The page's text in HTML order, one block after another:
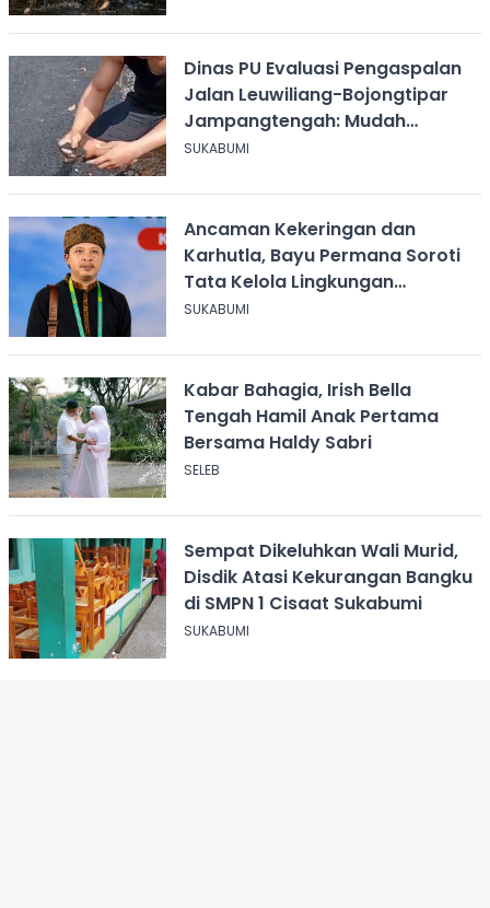
Dinas PU Evaluasi Pengaspalan
Jalan Leuwiliang-Bojongtipar
Jampangtengah: Mudah
Mengelupas
SUKABUMI
Ancaman Kekeringan dan
Karhutla, Bayu Permana Soroti
Tata Kelola Lingkungan
Sukabumi
SUKABUMI
Kabar Bahagia, Irish Bella
Tengah Hamil Anak Pertama
Bersama Haldy Sabri
SELEB
Sempat Dikeluhkan Wali Murid,
Disdik Atasi Kekurangan Bangku
di SMPN 1 Cisaat Sukabumi
SUKABUMI